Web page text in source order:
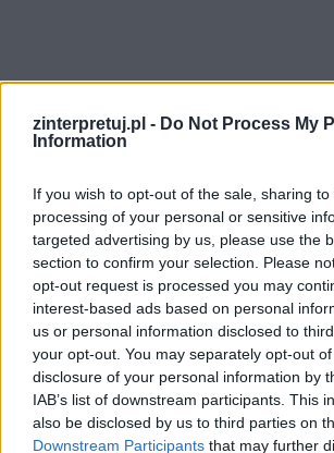
zinterpretuj.pl - Do Not Process My
Information
If you wish to opt-out of the sale, sharing
processing of your personal or sensitive
targeted advertising by us, please use the
section to confirm your selection. Please
opt-out request is processed you may
interest-based ads based on personal
us or personal information disclosed to
your opt-out. You may separately opt-out
disclosure of your personal information by
IAB’s list of downstream participants. This
also be disclosed by us to third parties on
Downstream Participants that may further
Judym odwiedza również fabryki,
gdzie pracuje jego brat oraz
której zatrudniona jest żona jego
Teosia. Obydwa zakłady pracy są
niechlujnie, szefostwo nie zwraca
bezpieczeństwo i komfort
przyczynia się do pracy w
warunkach, które na dłuższą